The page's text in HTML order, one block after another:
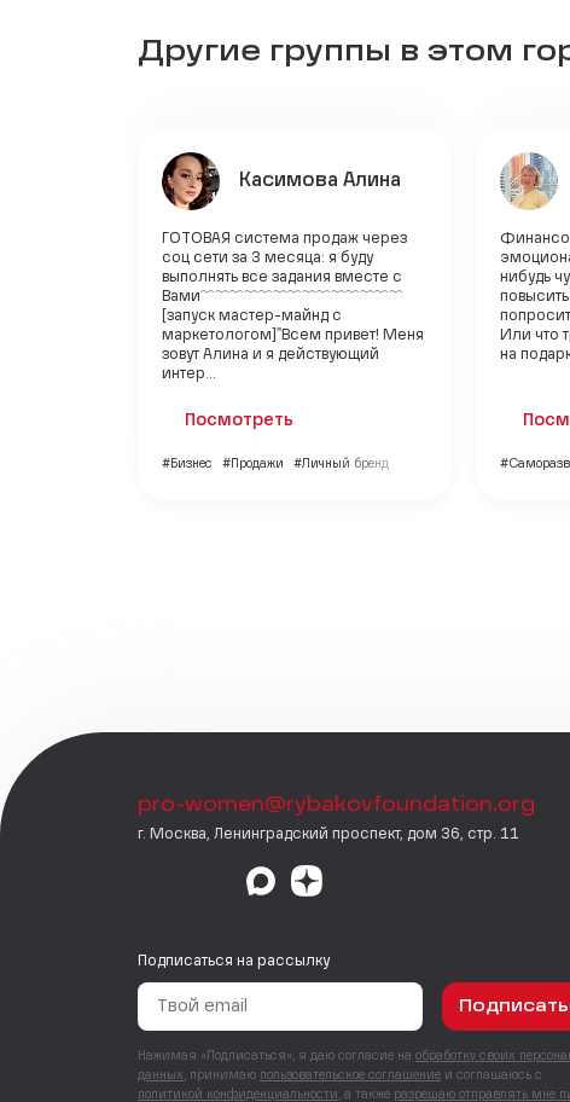
Другие группы в этом
Касимова Алина
ГОТОВАЯ система продаж через
соц сети за 3 месяца: я буду
выполнять все задания вместе с
Вами﹌︎﹌︎﹌︎﹌︎﹌︎﹌︎﹌︎﹌︎﹌︎︎﹌︎﹌︎﹌︎﹌︎﹌︎
[запуск мастер-майнд с
маркетологом]"Всем привет! Меня
зовут Алина и я действующий
интер...
Посмотреть
#Бизнес #Продажи #Личный бренд
нибудь
Или что
на
pro-women@rybakovfoundation.org
г. Москва, Ленинградский проспект, дом 36, стр. 11
Подписаться на рассылку
Нажимая «Подписаться», я даю согласие на обработку своих
данных , принимаю пользовательское соглашение и соглашаюсь с
политикой конфиденциальности , а также разрешаю отправлять мне